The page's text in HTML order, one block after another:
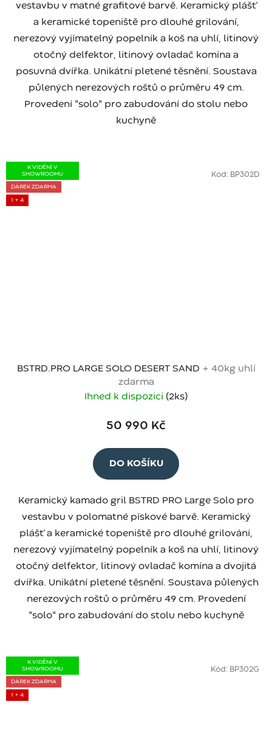
vestavbu v matné grafitové barvě. Keramický plášť
a keramické topeniště pro dlouhé grilování,
nerezový vyjímatelný popelník a koš na uhlí, litinový
otočný delfektor, litinový ovladač komína a
posuvná dvířka. Unikátní pletené těsnění. Soustava
půlených nerezových roštů o průměru 49 cm.
Provedení "solo" pro zabudování do stolu nebo
kuchyně
K VIDĚNÍ V
SHOWROOMU
DÁREK ZDARMA
1 + 4
BSTRD.PRO LARGE SOLO DESERT SAND + 40kg uhlí
zdarma
Ihned k dispozici (2 ks)
50 990 Kč
DO KOŠÍKU
Keramický kamado gril BSTRD PRO Large Solo pro
vestavbu v polomatné pískové barvě. Keramický
plášť a keramické topeniště pro dlouhé grilování,
nerezový vyjímatelný popelník a koš na uhlí, litinový
otočný delfektor, litinový ovladač komína a dvojitá
dvířka. Unikátní pletené těsnění. Soustava půlených
nerezových roštů o průměru 49 cm. Provedení
"solo" pro zabudování do stolu nebo kuchyně
Kód: BP302D
K VIDĚNÍ V
SHOWROOMU
DÁREK ZDARMA
1 + 4
Kód: BP302G